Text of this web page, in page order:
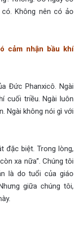
Không nên có ảo
cảm nhận bầu khí
Đức Phanxicô. Ngài
cuối triều. Ngài luôn
Ngài không nói gì với
đặc biệt. Trong lòng,
xa nữa”. Chúng tôi
là do tuổi của giáo
giữa chúng tôi,